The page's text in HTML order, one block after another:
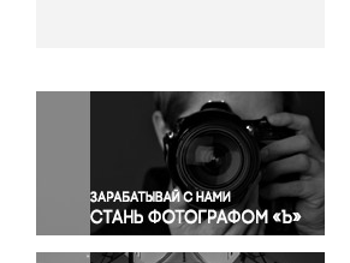
Окружающая среда
Политика
Правосудие
Происшествия и конфликты
Религия
Светская жизнь